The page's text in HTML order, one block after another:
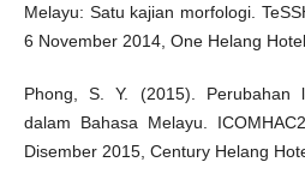
Melayu: Satu kajian morfologi.
6 November 2014, One Helang
Phong, S. Y. (2015). Perubahan
dalam Bahasa Melayu.
Disember 2015, Century Helang